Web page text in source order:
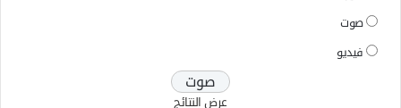
صوت
فيديو
عرض النتائج